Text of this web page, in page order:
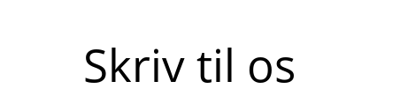
Skriv til os